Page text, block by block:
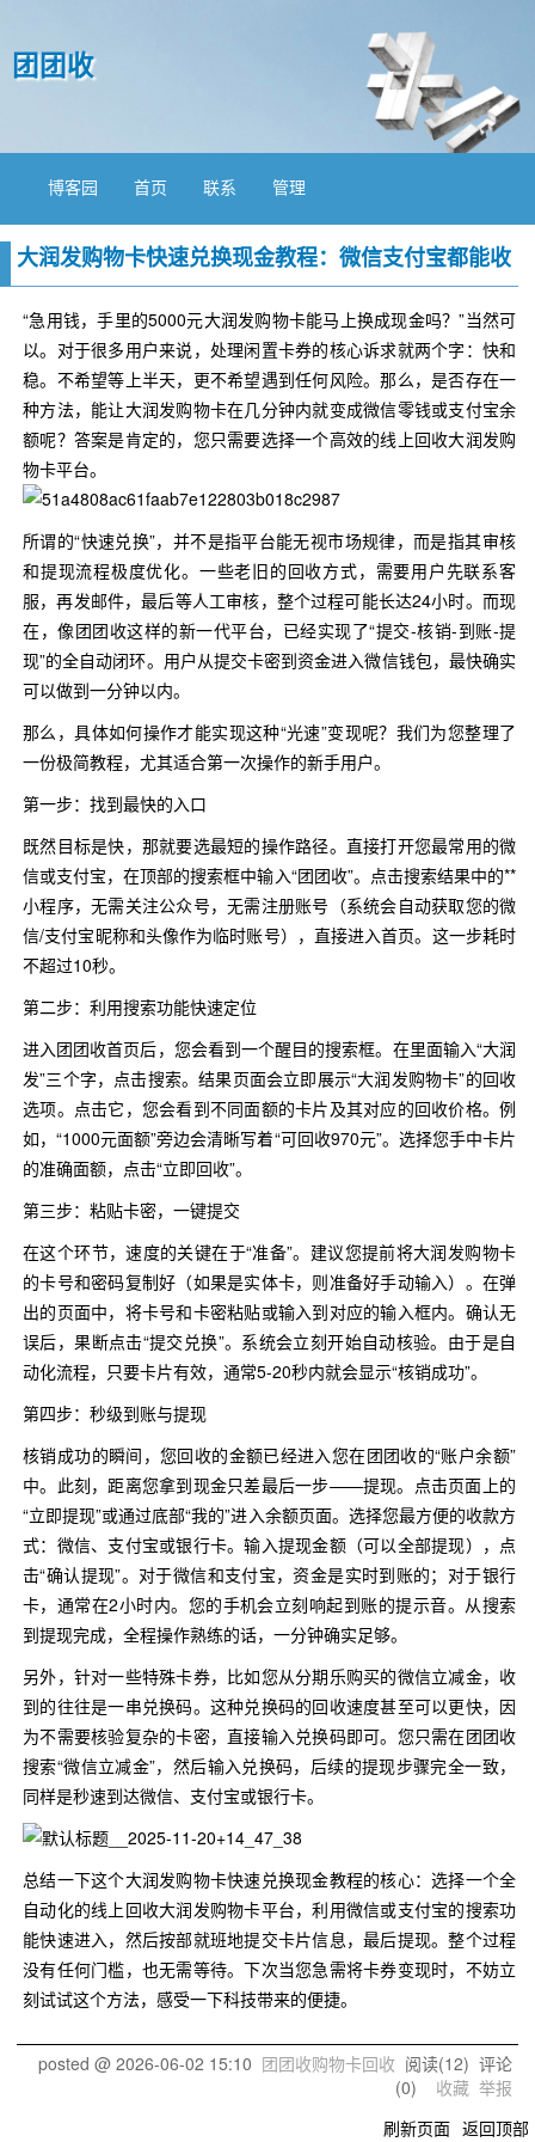
团团收
博客园 首页 联系 管理
大润发购物卡快速兑换现金教程：微信支付宝都能收
“急用钱，手里的5000元大润发购物卡能马上换成现金吗？”当然可
以。对于很多用户来说，处理闲置卡券的核心诉求就两个字：快和
稳。不希望等上半天，更不希望遇到任何风险。那么，是否存在一
种方法，能让大润发购物卡在几分钟内就变成微信零钱或支付宝余
额呢？答案是肯定的，您只需要选择一个高效的线上回收大润发购
物卡平台。
所谓的“快速兑换”，并不是指平台能无视市场规律，而是指其审核
和提现流程极度优化。一些老旧的回收方式，需要用户先联系客
服，再发邮件，最后等人工审核，整个过程可能长达24小时。而现
在，像团团收这样的新一代平台，已经实现了“提交-核销-到账-提
现”的全自动闭环。用户从提交卡密到资金进入微信钱包，最快确实
可以做到一分钟以内。
那么，具体如何操作才能实现这种“光速”变现呢？我们为您整理了
一份极简教程，尤其适合第一次操作的新手用户。
第一步：找到最快的入口
既然目标是快，那就要选最短的操作路径。直接打开您最常用的微
信或支付宝，在顶部的搜索框中输入“团团收”。点击搜索结果中的**
小程序，无需关注公众号，无需注册账号（系统会自动获取您的微
信/支付宝昵称和头像作为临时账号），直接进入首页。这一步耗时
不超过10秒。
第二步：利用搜索功能快速定位
进入团团收首页后，您会看到一个醒目的搜索框。在里面输入“大润
发”三个字，点击搜索。结果页面会立即展示“大润发购物卡”的回收
选项。点击它，您会看到不同面额的卡片及其对应的回收价格。例
如，“1000元面额”旁边会清晰写着“可回收970元”。选择您手中卡片
的准确面额，点击“立即回收”。
第三步：粘贴卡密，一键提交
在这个环节，速度的关键在于“准备”。建议您提前将大润发购物卡
的卡号和密码复制好（如果是实体卡，则准备好手动输入）。在弹
出的页面中，将卡号和卡密粘贴或输入到对应的输入框内。确认无
误后，果断点击“提交兑换”。系统会立刻开始自动核验。由于是自
动化流程，只要卡片有效，通常5-20秒内就会显示“核销成功”。
第四步：秒级到账与提现
核销成功的瞬间，您回收的金额已经进入您在团团收的“账户余额”
中。此刻，距离您拿到现金只差最后一步——提现。点击页面上的
“立即提现”或通过底部“我的”进入余额页面。选择您最方便的收款方
式：微信、支付宝或银行卡。输入提现金额（可以全部提现），点
击“确认提现”。对于微信和支付宝，资金是实时到账的；对于银行
卡，通常在2小时内。您的手机会立刻响起到账的提示音。从搜索
到提现完成，全程操作熟练的话，一分钟确实足够。
另外，针对一些特殊卡券，比如您从分期乐购买的微信立减金，收
到的往往是一串兑换码。这种兑换码的回收速度甚至可以更快，因
为不需要核验复杂的卡密，直接输入兑换码即可。您只需在团团收
搜索“微信立减金”，然后输入兑换码，后续的提现步骤完全一致，
同样是秒速到达微信、支付宝或银行卡。
总结一下这个大润发购物卡快速兑换现金教程的核心：选择一个全
自动化的线上回收大润发购物卡平台，利用微信或支付宝的搜索功
能快速进入，然后按部就班地提交卡片信息，最后提现。整个过程
没有任何门槛，也无需等待。下次当您急需将卡券变现时，不妨立
刻试试这个方法，感受一下科技带来的便捷。
posted @ 2026-06-02 15:10 团团收购物卡回收 阅读(12) 评论
(0) 收藏 举报
刷新页面 返回顶部